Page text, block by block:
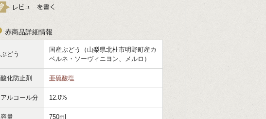
赤商品詳細情報
ぶどう
国産ぶどう（山梨県北杜市明野町産カ
ベルネ・ソーヴィニヨン、メルロ）
酸化防止剤 亜硫酸塩
アルコール分 12.0%
容量 750ml